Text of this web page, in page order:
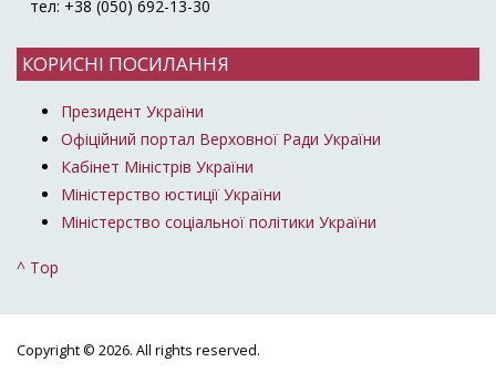
тел: +38 (050) 692-13-30
КОРИСНІ ПОСИЛАННЯ
Президент України
Офіційний портал Верховної Ради України
Кабінет Міністрів України
Міністерство юстиції України
Міністерство соціальної політики України
^ Top
Copyright © 2026. All rights reserved.